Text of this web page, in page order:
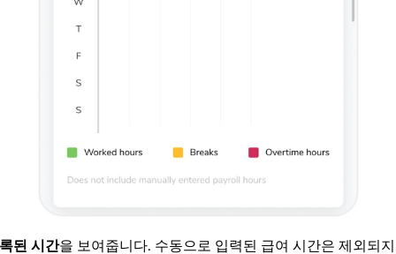
된 시간을 보여줍니다. 수동으로 입력된 급여 시간은 제외되